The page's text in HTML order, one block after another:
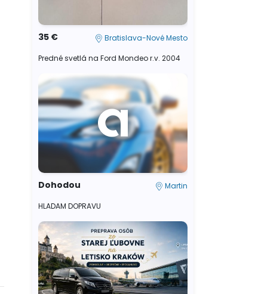
35 € Bratislava-Nové Mesto
Predné svetlá na Ford Mondeo r.v. 2004
Dohodou Martin
HLADAM DOPRAVU